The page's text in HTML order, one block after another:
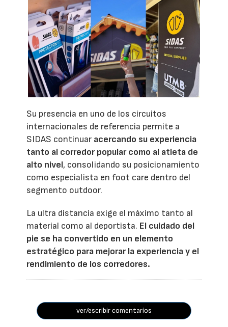
Su presencia en uno de los circuitos
internacionales de referencia permite a
SIDAS continuar acercando su experiencia
tanto al corredor popular como al atleta de
alto nivel, consolidando su posicionamiento
como especialista en foot care dentro del
segmento outdoor.
La ultra distancia exige el máximo tanto al
material como al deportista. El cuidado del
pie se ha convertido en un elemento
estratégico para mejorar la experiencia y el
rendimiento de los corredores.
ver/escribir comentarios